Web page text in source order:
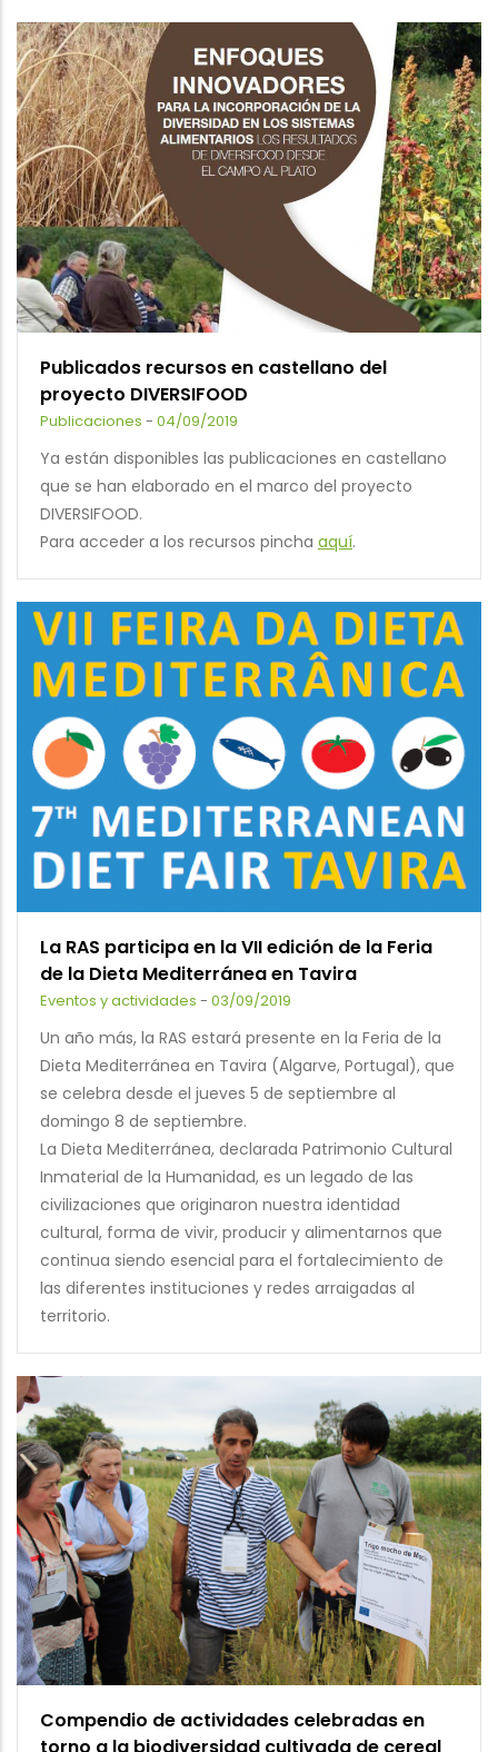
Publicados recursos en castellano del
proyecto DIVERSIFOOD
Publicaciones - 04/09/2019
Ya están disponibles las publicaciones en castellano
que se han elaborado en el marco del proyecto
DIVERSIFOOD.
Para acceder a los recursos pincha aquí.
La RAS participa en la VII edición de la Feria
de la Dieta Mediterránea en Tavira
Eventos y actividades - 03/09/2019
Un año más, la RAS estará presente en la Feria de la
Dieta Mediterránea en Tavira (Algarve, Portugal), que
se celebra desde el jueves 5 de septiembre al
domingo 8 de septiembre.
La Dieta Mediterránea, declarada Patrimonio Cultural
Inmaterial de la Humanidad, es un legado de las
civilizaciones que originaron nuestra identidad
cultural, forma de vivir, producir y alimentarnos que
continua siendo esencial para el fortalecimiento de
las diferentes instituciones y redes arraigadas al
territorio.
Compendio de actividades celebradas en